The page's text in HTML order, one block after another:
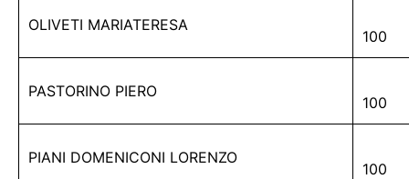
OLIVETI MARIATERESA
100
PASTORINO PIERO
100
PIANI DOMENICONI LORENZO
100